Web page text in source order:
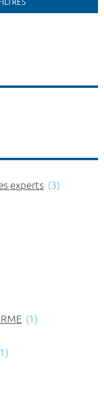
experts (3)
(1)